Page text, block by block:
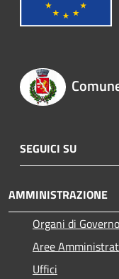
SEGUICI SU
AMMINISTRAZIONE
Organi di Governo
Aree
Uffici